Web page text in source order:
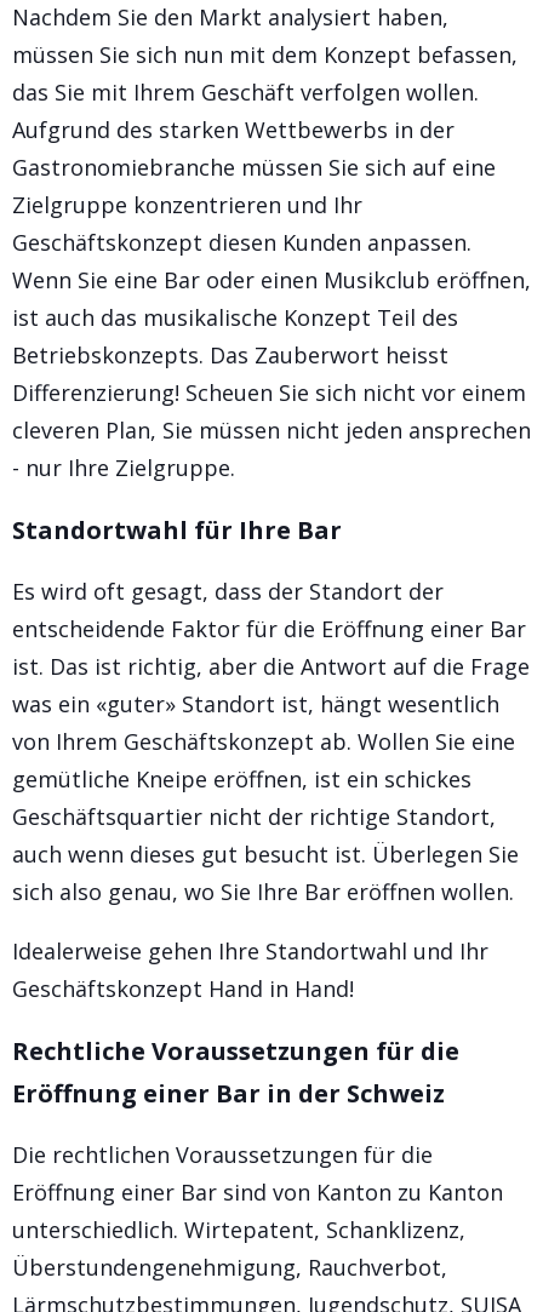
Nachdem Sie den Markt analysiert haben,
müssen Sie sich nun mit dem Konzept befassen,
das Sie mit Ihrem Geschäft verfolgen wollen.
Aufgrund des starken Wettbewerbs in der
Gastronomiebranche müssen Sie sich auf eine
Zielgruppe konzentrieren und Ihr
Geschäftskonzept diesen Kunden anpassen.
Wenn Sie eine Bar oder einen Musikclub eröffnen,
ist auch das musikalische Konzept Teil des
Betriebskonzepts. Das Zauberwort heisst
Differenzierung! Scheuen Sie sich nicht vor einem
cleveren Plan, Sie müssen nicht jeden ansprechen
- nur Ihre Zielgruppe.
Standortwahl für Ihre Bar
Es wird oft gesagt, dass der Standort der
entscheidende Faktor für die Eröffnung einer Bar
ist. Das ist richtig, aber die Antwort auf die Frage
was ein «guter» Standort ist, hängt wesentlich
von Ihrem Geschäftskonzept ab. Wollen Sie eine
gemütliche Kneipe eröffnen, ist ein schickes
Geschäftsquartier nicht der richtige Standort,
auch wenn dieses gut besucht ist. Überlegen Sie
sich also genau, wo Sie Ihre Bar eröffnen wollen.
Idealerweise gehen Ihre Standortwahl und Ihr
Geschäftskonzept Hand in Hand!
Rechtliche Voraussetzungen für die
Eröffnung einer Bar in der Schweiz
Die rechtlichen Voraussetzungen für die
Eröffnung einer Bar sind von Kanton zu Kanton
unterschiedlich. Wirtepatent, Schanklizenz,
Überstundengenehmigung, Rauchverbot,
Lärmschutzbestimmungen, Jugendschutz, SUISA